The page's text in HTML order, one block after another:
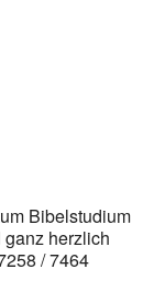
Bibelstudium
herzlich
/ 7464